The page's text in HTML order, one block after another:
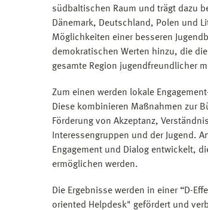
südbaltischen Raum und trägt dazu
Dänemark, Deutschland, Polen und
Möglichkeiten einer besseren
demokratischen Werten hinzu, die
gesamte Region jugendfreundlicher
Zum einen werden lokale
Diese kombinieren Maßnahmen zur
Förderung von Akzeptanz,
Interessengruppen und der Jugend.
Engagement und Dialog entwickelt,
ermöglichen werden.
Die Ergebnisse werden in einer “D-
oriented Helpdesk" gefördert und